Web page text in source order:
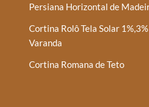
Persiana Horizontal de
Cortina Rolô Tela Solar
Varanda
Cortina Romana de Teto